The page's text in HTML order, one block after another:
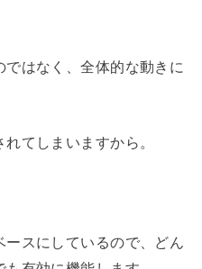
はなく、全体的な動きに
てしまいますから。
ースにしているので、どん